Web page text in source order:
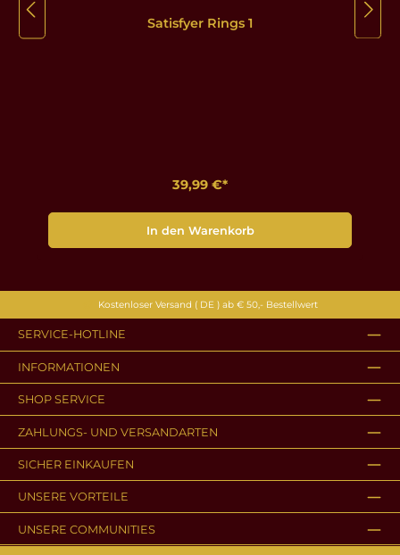
Satisfyer Rings 1
39,99 €*
In den Warenkorb
Kostenloser Versand ( DE ) ab € 50,- Bestellwert
SERVICE-HOTLINE
INFORMATIONEN
SHOP SERVICE
ZAHLUNGS- UND VERSANDARTEN
SICHER EINKAUFEN
UNSERE VORTEILE
UNSERE COMMUNITIES